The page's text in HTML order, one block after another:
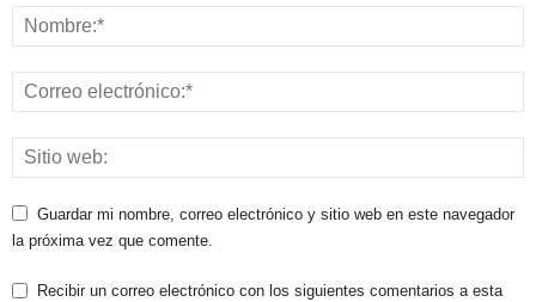
Guardar mi nombre, correo electrónico y sitio web en este navegador
la próxima vez que comente.
Recibir un correo electrónico con los siguientes comentarios a esta